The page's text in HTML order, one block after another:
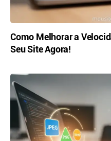
Como Melhorar a
Seu Site Agora!